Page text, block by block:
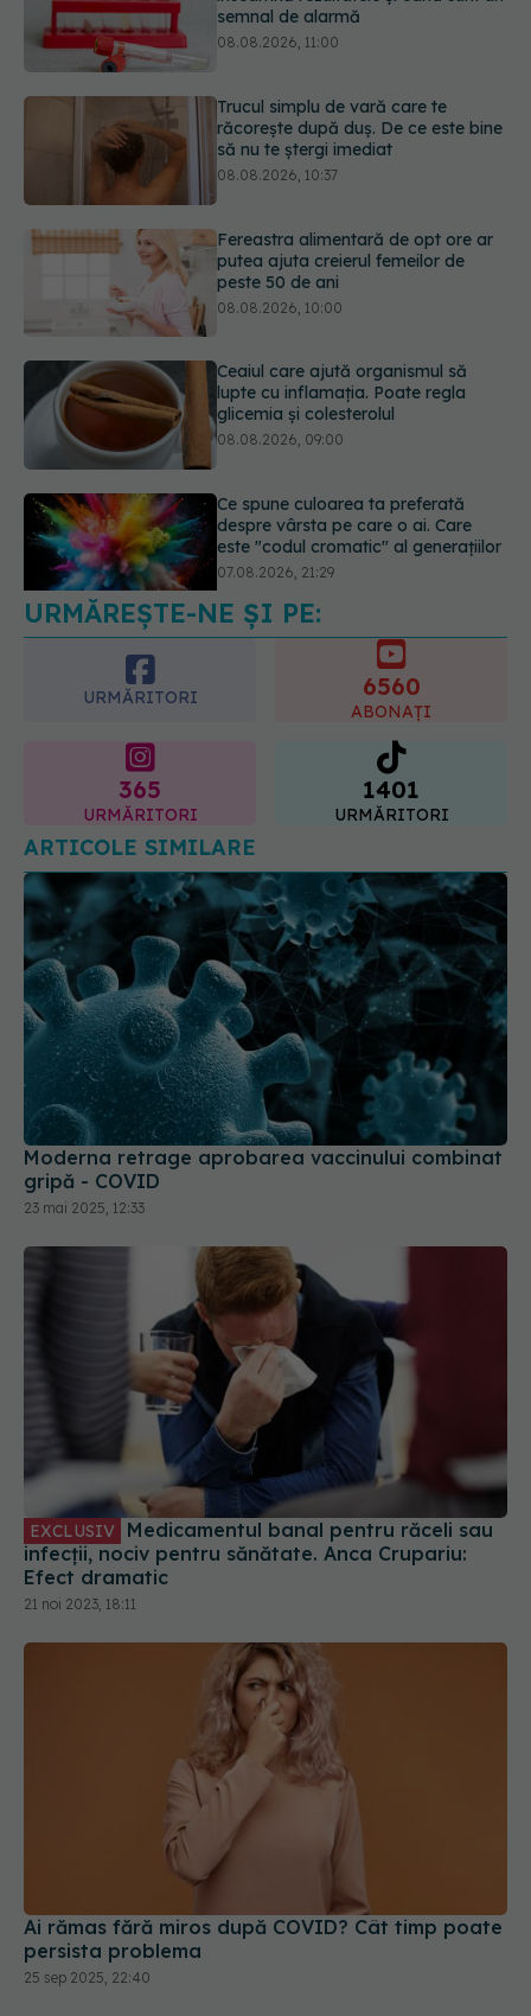
să nu te ștergi imediat
08.08.2026, 10:37
Fereastra alimentară de opt ore ar
putea ajuta creierul femeilor de
peste 50 de ani
08.08.2026, 10:00
Ceaiul care ajută organismul să
lupte cu inflamația. Poate regla
glicemia și colesterolul
08.08.2026, 09:00
Ce spune culoarea ta preferată
despre vârsta pe care o ai. Care
este "codul cromatic" al generațiilor
07.08.2026, 21:29
Analiza de sânge AST (SGOT): ce
înseamnă rezultatele și când sunt un
semnal de alarmă
08.08.2026, 11:00
URMĂREȘTE-NE ȘI PE:
URMĂRITORI 6560
ABONAȚI
365
URMĂRITORI
1401
URMĂRITORI
ARTICOLE SIMILARE
Moderna retrage aprobarea vaccinului combinat
gripă - COVID
23 mai 2025, 12:33
EXCLUSIV
infecții, nociv pentru sănătate. Anca Crupariu:
Efect dramatic
21 noi 2023, 18:11
Ai rămas fără miros după COVID? Cât timp poate
persista problema
25 sep 2025, 22:40